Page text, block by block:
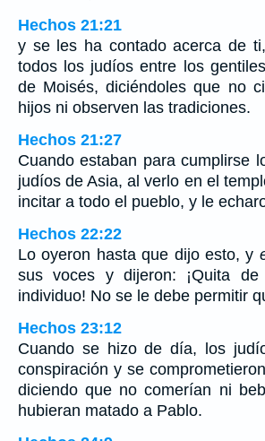
Hechos 21:21
y se les ha contado acerca de
todos los judíos entre los
de Moisés, diciéndoles que no
hijos ni observen las tradiciones.
Hechos 21:27
Cuando estaban para cumplirse
judíos de Asia, al verlo en el
incitar a todo el pueblo, y le
Hechos 22:22
Lo oyeron hasta que dijo esto, y
sus voces y dijeron: ¡Quita
individuo! No se le debe permitir
Hechos 23:12
Cuando se hizo de día, los
conspiración y se
diciendo que no comerían ni
hubieran matado a Pablo.